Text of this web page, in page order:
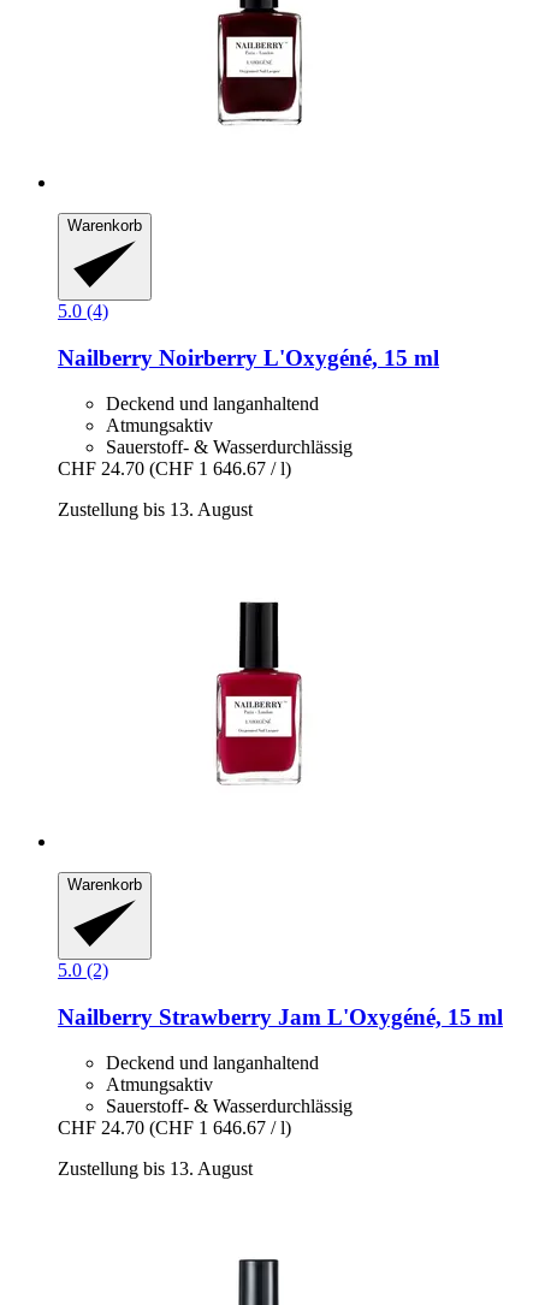
Warenkorb
5.0 (4)
Nailberry Noirberry L'Oxygéné, 15 ml
Deckend und langanhaltend
Atmungsaktiv
Sauerstoff- & Wasserdurchlässig
CHF 24.70 (CHF 1 646.67 / l)
Zustellung bis 13. August
Warenkorb
5.0 (2)
Nailberry Strawberry Jam L'Oxygéné, 15 ml
Deckend und langanhaltend
Atmungsaktiv
Sauerstoff- & Wasserdurchlässig
CHF 24.70 (CHF 1 646.67 / l)
Zustellung bis 13. August